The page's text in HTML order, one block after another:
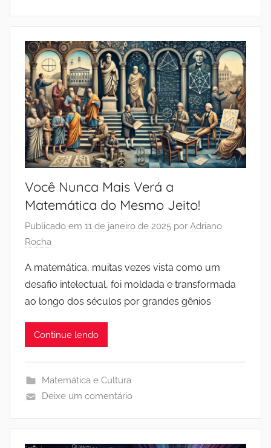
Você Nunca Mais Verá a
Matemática do Mesmo Jeito!
Publicado em 11 de janeiro de 2025 por Adriano
Rocha
A matemática, muitas vezes vista como um
desafio intelectual, foi moldada e transformada
ao longo dos séculos por grandes gênios
Continue lendo
Matemática e Cultura
Deixe um comentário